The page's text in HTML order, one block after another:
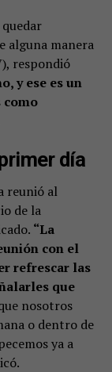
alguna manera
respondió
y ese es un
como
día
reunió al
de la
“La
con el
refrescar las
que
nosotros
o dentro de
ya a